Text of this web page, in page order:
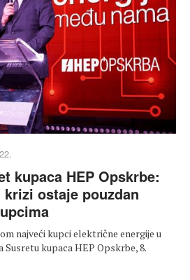
kupaca HEP Opskrbe:
krizi ostaje pouzdan
najveći kupci električne energije u
kupaca HEP Opskrbe, 8.